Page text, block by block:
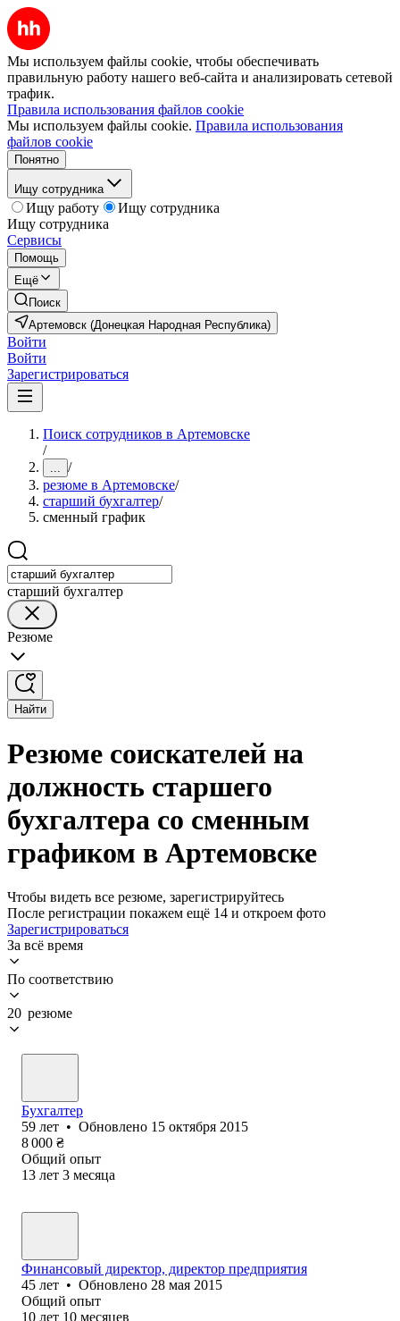
Мы используем файлы cookie, чтобы обеспечивать
правильную работу нашего веб-сайта и анализировать сетевой
трафик.
Правила использования файлов cookie
Мы используем файлы cookie. Правила использования
файлов cookie
Понятно
Ищу сотрудника
Ищу работу
Ищу сотрудника
Ищу сотрудника
Сервисы
Помощь
Ещё
Поиск
Артемовск (Донецкая Народная Республика)
Войти
Войти
Зарегистрироваться
Поиск сотрудников в Артемовске
/
... /
резюме в Артемовске/
старший бухгалтер/
сменный график
старший бухгалтер
Резюме
Найти
Резюме соискателей на
должность старшего
бухгалтера со сменным
графиком в Артемовске
Чтобы видеть все резюме, зарегистрируйтесь
После регистрации покажем ещё 14 и откроем фото
Зарегистрироваться
За всё время
По соответствию
20 резюме
Бухгалтер
59 лет • Обновлено 15 октября 2015
8 000 ₴
Общий опыт
13 лет 3 месяца
Финансовый директор, директор предприятия
45 лет • Обновлено 28 мая 2015
Общий опыт
10 лет 10 месяцев